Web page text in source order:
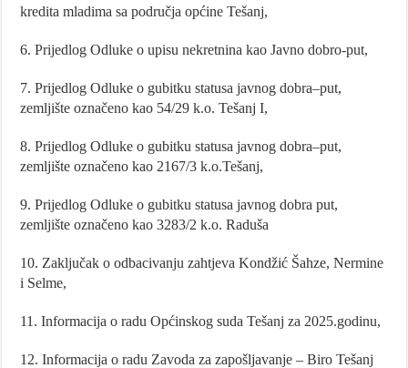
kredita mladima sa područja općine Tešanj,
6. Prijedlog Odluke o upisu nekretnina kao Javno dobro-put,
7. Prijedlog Odluke o gubitku statusa javnog dobra–put,
zemljište označeno kao 54/29 k.o. Tešanj I,
8. Prijedlog Odluke o gubitku statusa javnog dobra–put,
zemljište označeno kao 2167/3 k.o.Tešanj,
9. Prijedlog Odluke o gubitku statusa javnog dobra put,
zemljište označeno kao 3283/2 k.o. Raduša
10. Zaključak o odbacivanju zahtjeva Kondžić Šahze, Nermine
i Selme,
11. Informacija o radu Općinskog suda Tešanj za 2025.godinu,
12. Informacija o radu Zavoda za zapošljavanje – Biro Tešanj